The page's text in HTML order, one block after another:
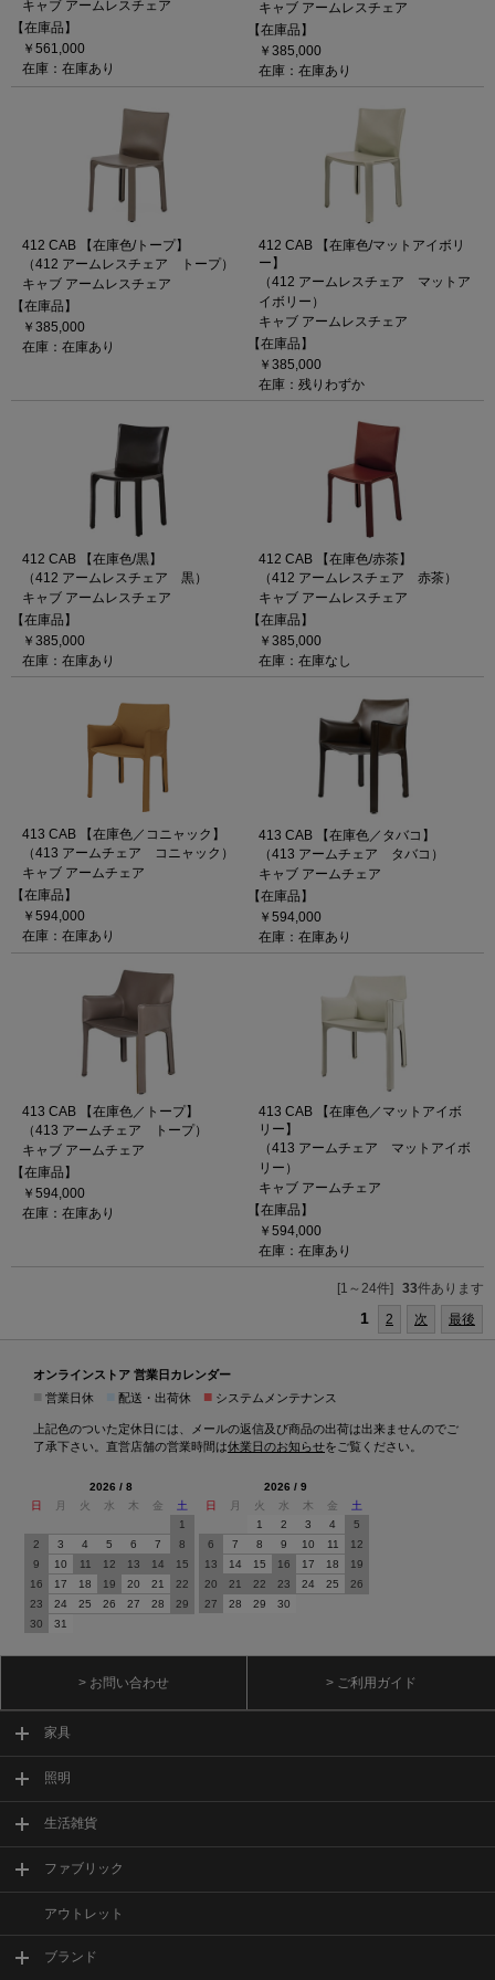
キャブ アームレスチェア
【在庫品】
￥561,000
在庫：在庫あり
キャブ アームレスチェア
【在庫品】
￥385,000
在庫：在庫あり
412 CAB 【在庫色/トープ】
（412 アームレスチェア トープ）
キャブ アームレスチェア
【在庫品】
￥385,000
在庫：在庫あり
412 CAB 【在庫色/マットアイボリ
ー】
（412 アームレスチェア マットア
イボリー）
キャブ アームレスチェア
【在庫品】
￥385,000
在庫：残りわずか
412 CAB 【在庫色/黒】
（412 アームレスチェア 黒）
キャブ アームレスチェア
【在庫品】
￥385,000
在庫：在庫あり
412 CAB 【在庫色/赤茶】
（412 アームレスチェア 赤茶）
キャブ アームレスチェア
【在庫品】
￥385,000
在庫：在庫なし
413 CAB 【在庫色／コニャック】
（413 アームチェア コニャック）
キャブ アームチェア
【在庫品】
￥594,000
在庫：在庫あり
413 CAB 【在庫色／タバコ】
（413 アームチェア タバコ）
キャブ アームチェア
【在庫品】
￥594,000
在庫：在庫あり
413 CAB 【在庫色／トープ】
（413 アームチェア トープ）
キャブ アームチェア
【在庫品】
￥594,000
在庫：在庫あり
413 CAB 【在庫色／マットアイボ
リー】
（413 アームチェア マットアイボ
リー）
キャブ アームチェア
【在庫品】
￥594,000
在庫：在庫あり
[1～24件] 33件あります
1 2 次 最後
オンラインストア 営業日カレンダー
営業日休 配送・出荷休 ■ システムメンテナンス
上記色のついた定休日には、メールの返信及び商品の出荷は出来ませんのでご
了承下さい。直営店舗の営業時間は休業日のお知らせをご覧ください。
2026 / 8
日
月 火 水 木 金
土
1
2
3 4 5 6 7
8
9
10 11 12 13 14
15
16
17 18 19 20 21
22
23
24 25 26 27 28
29
30
31
2026 / 9
日
月 火 水 木 金
土
1
2 3 4
5
6
7 8 9 10 11
12
13
14 15 16 17 18
19
20
21 22 23 24 25
26
27
28 29 30
> お問い合わせ > ご利用ガイド
家具
照明
生活雑貨
ファブリック
アウトレット
ブランド